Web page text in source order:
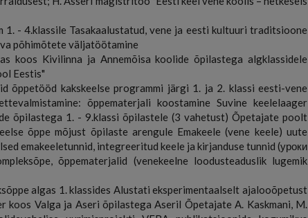
- 4.klassile Tasakaalustatud, vene ja eesti kultuuri traditsioone
põhimõtete väljatöötamine
koos Kivilinna ja Annemõisa koolide õpilastega algklassidele
Eestis"
õppetööd kakskeelse programmi järgi 1. ja 2. klassi eesti-vene
õppematerjali koostamine Suvine keelelaager
õpilastega 1. - 9.klassi õpilastele (3 vahetust) Õpetajate poolt
õppe mõjust õpilaste arengule Emakeele (vene keele) uute
emakeeletunnid, integreeritud keele ja kirjanduse tunnid (уроки
õppematerjalid (venekeelne loodusteaduslik lugemik
algas 1. klassides Alustati eksperimentaalselt ajalooõpetust
koos Valga ja Aseri õpilastega Aseril Õpetajate A. Kaskmani, M.